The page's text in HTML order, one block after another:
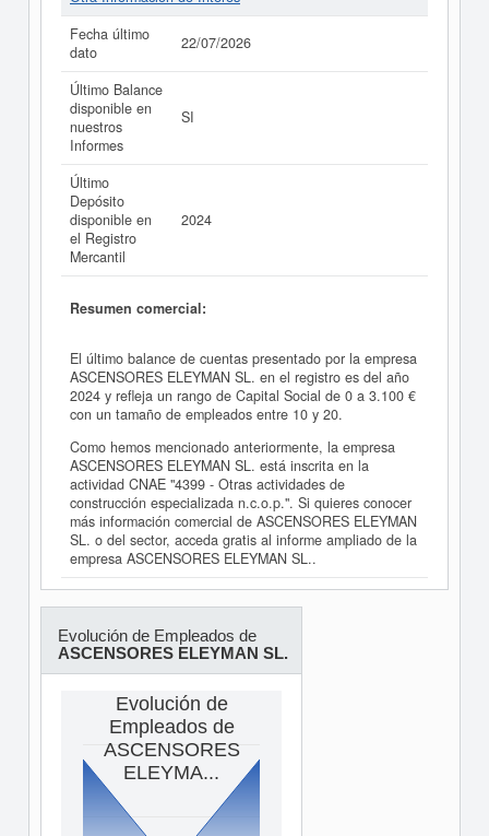
Fecha último
dato
22/07/2026
Último Balance
disponible en
nuestros
Informes
SI
Último
Depósito
disponible en
el Registro
Mercantil
2024
Resumen comercial:
El último balance de cuentas presentado por la empresa
ASCENSORES ELEYMAN SL. en el registro es del año
2024 y refleja un rango de Capital Social de 0 a 3.100 €
con un tamaño de empleados entre 10 y 20.
Como hemos mencionado anteriormente, la empresa
ASCENSORES ELEYMAN SL. está inscrita en la
actividad CNAE "4399 - Otras actividades de
construcción especializada n.c.o.p.". Si quieres conocer
más información comercial de ASCENSORES ELEYMAN
SL. o del sector, acceda gratis al informe ampliado de la
empresa ASCENSORES ELEYMAN SL..
Evolución de Empleados de
ASCENSORES ELEYMAN SL.
Evolución de
Empleados de
ASCENSORES
ELEYMA...